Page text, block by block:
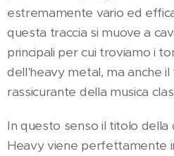
estremamente vario ed
questa traccia si muove a
principali per cui troviamo i
dell'heavy metal, ma anche
rassicurante della musica
In questo senso il titolo della
Heavy viene perfettamente